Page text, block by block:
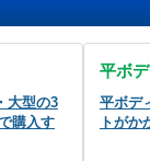
大型の3
購入す
平ボ
平ボデ
トがか